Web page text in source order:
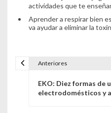
actividades que te
Aprender a respirar bien
va ayudar a eliminar la
Anteriores
EKO: Diez formas de
electrodomésticos y